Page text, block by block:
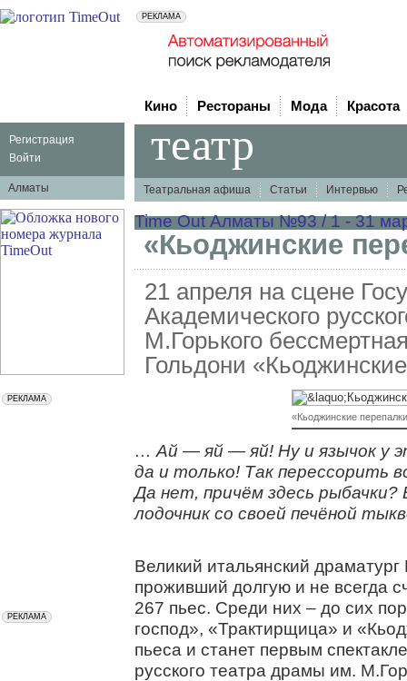
Регистрация
Войти
Алматы
Кино Рестораны Мода Красота
театр
Театральная афиша Статьи Интервью
Time Out Алматы №93 / 1 - 31
«Кьоджинские
21 апреля на сцене
Академического
М.Горького
Гольдони
«Кьоджинские
… Ай — яй — яй! Ну и язычок у
да и только! Так перессорить
Да нет, причём здесь
лодочник со своей печёной
Великий итальянский
проживший долгую и не всегда
267 пьес. Среди них – до сих
господ», «Трактирщица» и
пьеса и станет первым
русского театра драмы им.